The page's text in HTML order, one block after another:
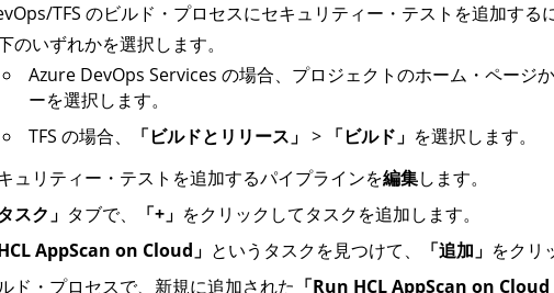
TFS のビルド・プロセスにセキュリティー・テストを追加する
のいずれかを選択します。
Azure DevOps Services の場合、プロジェクトのホーム・ページか
ーを選択します。
TFS の場合、
「ビルドとリリース」 > 「ビルド」 を選択します。
ュリティー・テストを追加するパイプラインを編集します。
スク」 タブで、 「+」 をクリックしてタスクを追加します。
HCL AppScan on Cloud」 というタスクを見つけて、 「追加」 をクリ
ド・プロセスで、新規に追加された 「Run HCL AppScan on